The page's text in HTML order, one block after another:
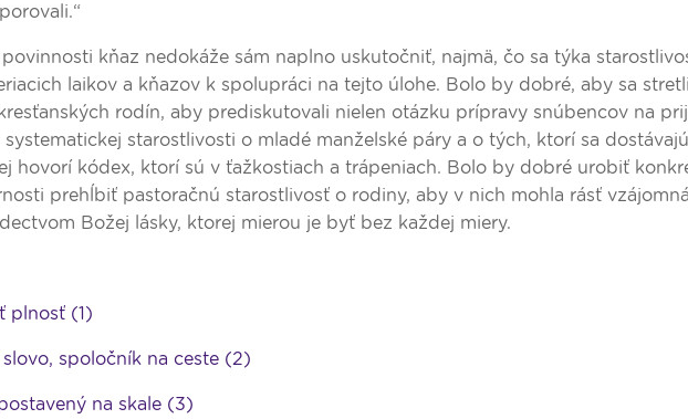
kňaz nedokáže sám naplno uskutočniť, najmä, čo sa týka
laikov a kňazov k spolupráci na tejto úlohe. Bolo by dobré, aby sa stretli
rodín, aby prediskutovali nielen otázku prípravy snúbencov na
starostlivosti o mladé manželské páry a o tých, ktorí sa
hovorí kódex, ktorí sú v ťažkostiach a trápeniach. Bolo by dobré urobiť
prehĺbiť pastoračnú starostlivosť o rodiny, aby v nich mohla rásť vzájomná
Božej lásky, ktorej mierou je byť bez každej miery.
plnosť (1)
spoločník na ceste (2)
na skale (3)